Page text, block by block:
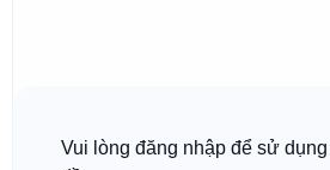
Vui lòng đăng nhập để sử